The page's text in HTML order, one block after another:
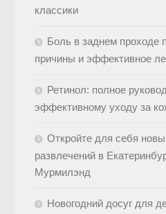
классики
Боль в заднем проходе
причины и эффективное
Ретинол: полное
эффективному уходу за
Откройте для себя
развлечений в
Мурмилэнд
Новогодний досуг для